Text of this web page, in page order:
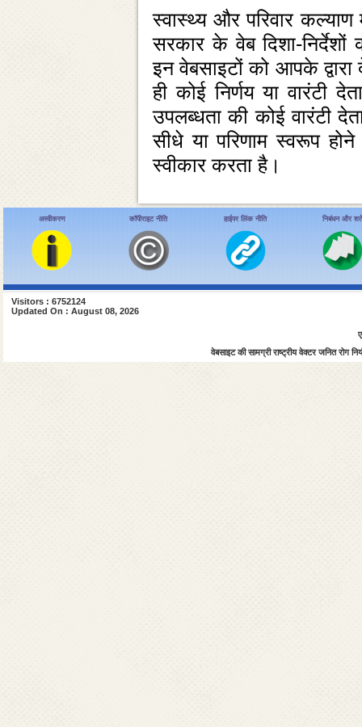
स्‍वास्‍थ्‍य और परिवार
सरकार के वेब दिशा-
इन वेबसाइटों को आपके
ही कोई निर्णय या वारंटी
उपलब्‍धता की कोई वारंटी
सीधे या परिणाम स्‍वरूप होने
स्‍वीकार करता है।
अस्वीकरण कॉपीराइट नीति हाईपर लिंक नीति निबंधन और शर्तें
Visitors : 6752124
Updated On : August 08, 2026
वेबसाइट की सामग्री राष्ट्रीय वेक्टर जनित रोग